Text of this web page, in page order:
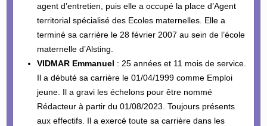
agent d’entretien, puis elle a occupé la place d’Agent
territorial spécialisé des Ecoles maternelles. Elle a
terminé sa carrière le 28 février 2007 au sein de l’école
maternelle d’Alsting.
VIDMAR Emmanuel : 25 années et 11 mois de service.
Il a débuté sa carrière le 01/04/1999 comme Emploi
jeune. Il a gravi les échelons pour être nommé
Rédacteur à partir du 01/08/2023. Toujours présents
aux effectifs. Il a exercé toute sa carrière dans les